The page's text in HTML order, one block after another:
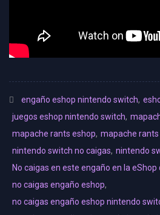
engaño eshop nintendo switch,
juegos eshop nintendo switch,
mapache rants eshop, mapache
nintendo switch no caigas, nintendo
No caigas en este engaño en la
no caigas engaño eshop,
no caigas engaño eshop nintendo